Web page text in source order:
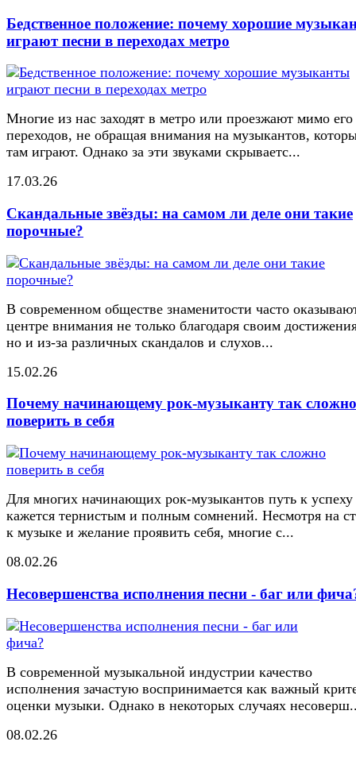
Бедственное положение: почему хорошие
играют песни в переходах метро
Многие из нас заходят в метро или проезжают мимо его
переходов, не обращая внимания на музыкантов,
там играют. Однако за эти звуками скрываетс...
17.03.26
Скандальные звёзды: на самом ли деле они такие
порочные?
В современном обществе знаменитости часто
центре внимания не только благодаря своим
но и из-за различных скандалов и слухов...
15.02.26
Почему начинающему рок-музыканту так сложно
поверить в себя
Для многих начинающих рок-музыкантов путь к успеху
кажется тернистым и полным сомнений. Несмотря на
к музыке и желание проявить себя, многие с...
08.02.26
Несовершенства исполнения песни - баг или
В современной музыкальной индустрии качество
исполнения зачастую воспринимается как важный
оценки музыки. Однако в некоторых случаях
08.02.26